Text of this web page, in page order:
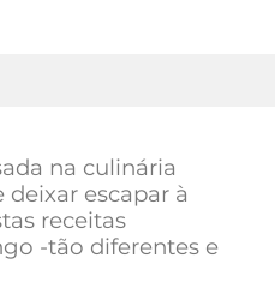
na culinária
escapar à
receitas
-tão diferentes e